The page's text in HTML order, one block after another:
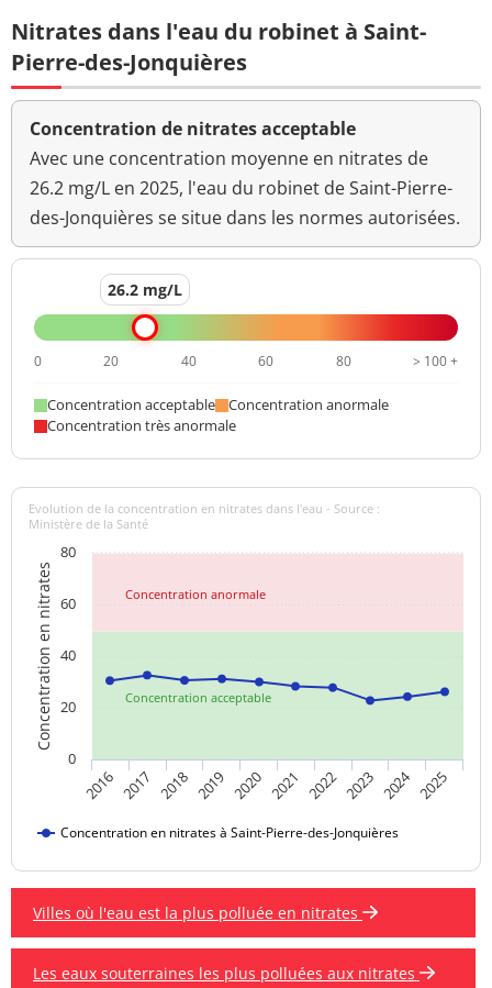
Nitrates dans l'eau du robinet à Saint-
Pierre-des-Jonquières
Concentration de nitrates acceptable
Avec une concentration moyenne en nitrates de
26.2 mg/L en 2025, l'eau du robinet de Saint-Pierre-
des-Jonquières se situe dans les normes autorisées.
26.2 mg/L
0 20 40 60 80 > 100 +
Concentration acceptable
Concentration anormale
Concentration très anormale
Concentration acceptable
Concentration anormale
Concentration en nitrates
Evolution de la concentration en nitrates dans l'eau - Source :
Ministère de la Santé
Concentration en nitrates à Saint-Pierre-des-Jonquières
2016 2017 2018 2019 2020 2021 2022 2023 2024 2025
0
20
40
60
80
Villes où l'eau est la plus polluée en nitrates
Les eaux souterraines les plus polluées aux nitrates